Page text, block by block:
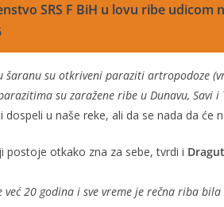
SRS F BiH u lovu ribe udicom
šaranu su otkriveni paraziti artropodoze
su zaražene ribe u Dunavu, Savi i
u naše reke, ali da se nada da će
postoje otkako zna za sebe, tvrdi i
20 godina i sve vreme je rečna riba